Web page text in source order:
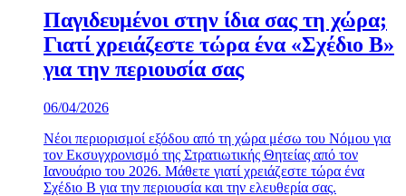
Παγιδευμένοι στην ίδια σας τη χώρα;
Γιατί χρειάζεστε τώρα ένα «Σχέδιο Β»
για την περιουσία σας
06/04/2026
Νέοι περιορισμοί εξόδου από τη χώρα μέσω του Νόμου για
τον Εκσυγχρονισμό της Στρατιωτικής Θητείας από τον
Ιανουάριο του 2026. Μάθετε γιατί χρειάζεστε τώρα ένα
Σχέδιο Β για την περιουσία και την ελευθερία σας.